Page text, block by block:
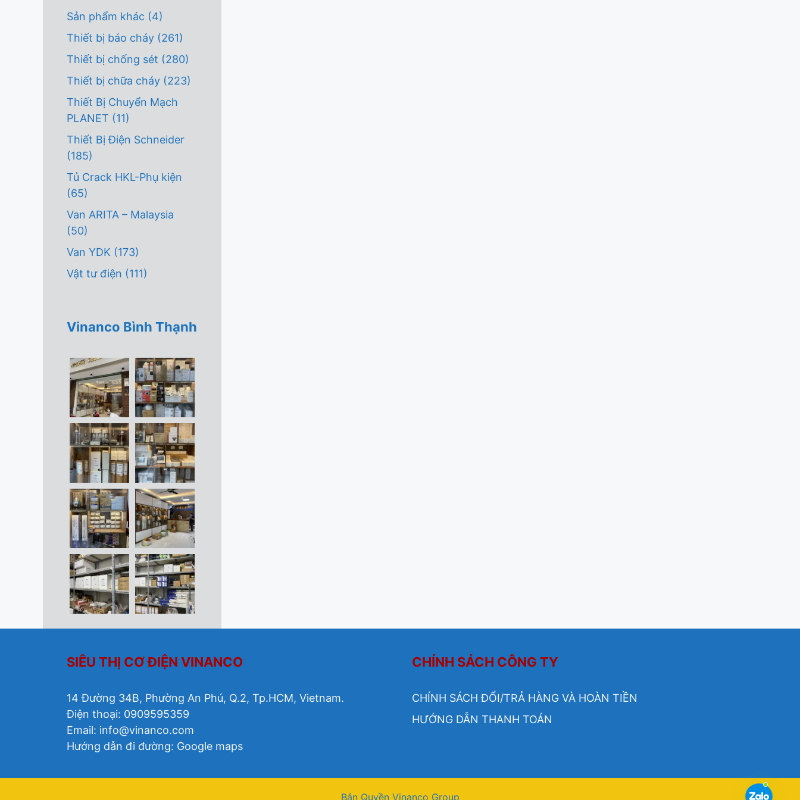
Sản phẩm khác (4)
Thiết bị báo cháy (261)
Thiết bị chống sét (280)
Thiết bị chữa cháy (223)
Thiết Bị Chuyển Mạch
PLANET (11)
Thiết Bị Điện Schneider
(185)
Tủ Crack HKL-Phụ kiện
(65)
Van ARITA – Malaysia
(50)
Van YDK (173)
Vật tư điện (111)
Vinanco Bình Thạnh
SIÊU THỊ CƠ ĐIỆN VINANCO
14 Đường 34B, Phường An Phú, Q.2, Tp.HCM, Vietnam.
Điện thoại: 0909595359
Email: info@vinanco.com
Hướng dẫn đi đường: Google maps
CHÍNH SÁCH CÔNG TY
CHÍNH SÁCH ĐỔI/TRẢ HÀNG VÀ HOÀN TIỀN
HƯỚNG DẪN THANH TOÁN
Bản Quyền Vinanco Group